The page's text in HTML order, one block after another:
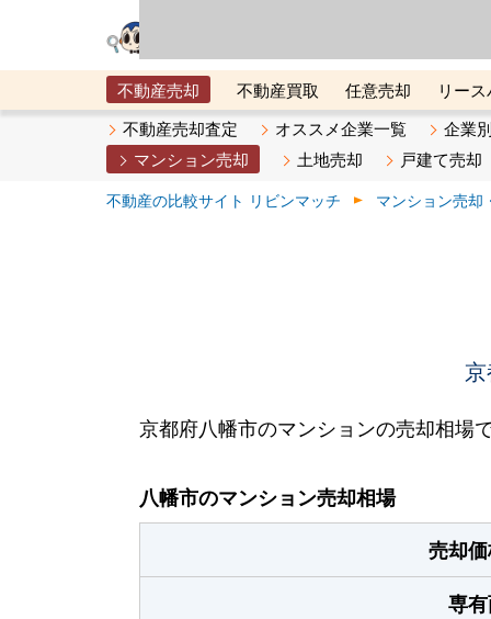
不動産売却 不動産買取 任意売却
リー
メタ住宅展示場
ベスト不動産カンパニー オ
不動産売却査定 オススメ企業一覧
企業
マンション売却
土地売却 戸建て売却
不動産の比較サイト リビンマッチ マンション売却
京都府八幡市のマンションの売却相場
八幡市のマンション売却相場
売却
専